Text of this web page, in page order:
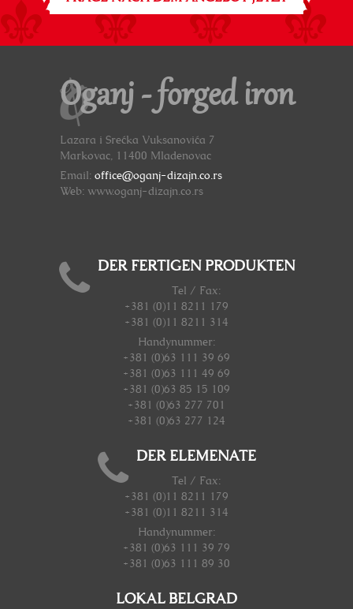
Oganj - forged iron
Lazara i Srećka Vuksanovića 7
Markovac, 11400 Mladenovac
Email: office@oganj-dizajn.co.rs
Web: www.oganj-dizajn.co.rs
DER FERTIGEN PRODUKTEN
Tel / Fax:
+381 (0)11 8211 179
+381 (0)11 8211 314
Handynummer:
+381 (0)63 111 39 69
+381 (0)63 111 49 69
+381 (0)63 85 15 109
+381 (0)63 277 701
+381 (0)63 277 124
DER ELEMENATE
Tel / Fax:
+381 (0)11 8211 179
+381 (0)11 8211 314
Handynummer:
+381 (0)63 111 39 79
+381 (0)63 111 89 30
LOKAL BELGRAD